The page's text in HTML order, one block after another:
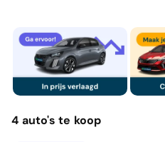
4 auto'ste koop